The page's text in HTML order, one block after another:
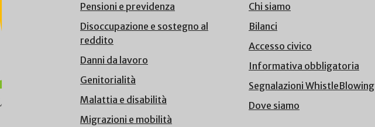
Pensioni e previdenza
Disoccupazione e sostegno al
reddito
Danni da lavoro
Genitorialità
Malattia e disabilità
Migrazioni e mobilità
Chi siamo
Bilanci
Accesso civico
Informativa obbligatoria
Segnalazioni WhistleBlowing
Dove siamo